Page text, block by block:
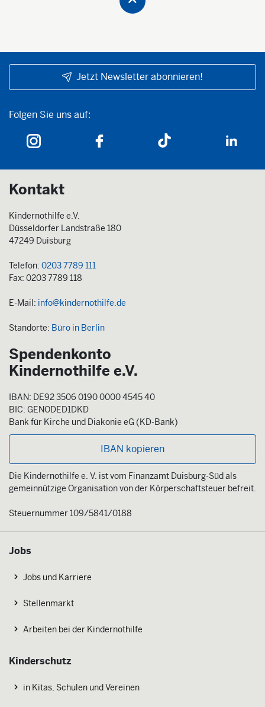
Jetzt Newsletter abonnieren!
Folgen Sie uns auf:
Folgen Sie uns auf:
Kontakt
Kindernothilfe e.V.
Düsseldorfer Landstraße 180
47249 Duisburg
Telefon: 0203 7789 111
Fax: 0203 7789 118
E-Mail: info@kindernothilfe.de
Standorte: Büro in Berlin
Spendenkonto
Kindernothilfe e.V.
IBAN: DE92 3506 0190 0000 4545 40
BIC: GENODED1DKD
Bank für Kirche und Diakonie eG (KD-Bank)
IBAN kopieren
Die Kindernothilfe e. V. ist vom Finanzamt Duisburg-Süd als
gemeinnützige Organisation von der Körperschaftsteuer befreit.
Steuernummer 109/5841/0188
Jobs
Jobs und Karriere
Stellenmarkt
Arbeiten bei der Kindernothilfe
Kinderschutz
in Kitas, Schulen und Vereinen